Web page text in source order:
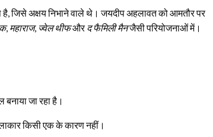
जिसे अक्षय निभाने वाले थे। जयदीप अहलावत को आमतौर पर
, महाराज, ज्वेल थीफऔरद फैमिली मैनजैसी परियोजनाओं में।
जा रहा है।
किसी एक के कारण नहीं।